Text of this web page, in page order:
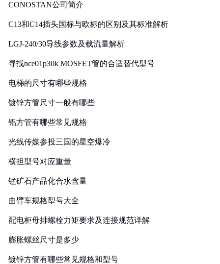
CONOSTAN公司简介
C13和C14插头国标与欧标的区别及其标准解析
LGJ-240/30导线参数及载流量解析
寻找nce01p30k MOSFET管的合适替代型号
电梯的尺寸有哪些规格
镀锌方管尺寸一般有哪些
铝方管有哪些常见规格
光线传媒参投三国的星空爆冷
横担型号对应重量
锰矿石产品化合水含量
曲臂车规格型号大全
配电柜母排螺栓力矩要求及连接规范详解
膨胀螺丝尺寸是多少
镀锌方管有哪些常见规格和型号